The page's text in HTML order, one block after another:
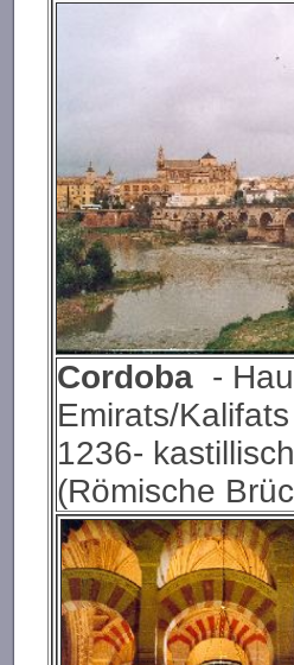
Cordoba -
Emirats/
1236-
(Römische